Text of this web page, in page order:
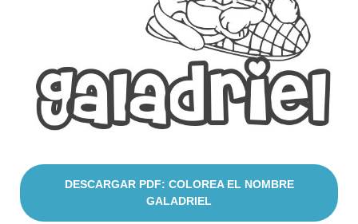
DESCARGAR PDF: COLOREA EL NOMBRE
GALADRIEL